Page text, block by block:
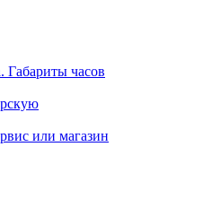
Габариты часов
или магазин